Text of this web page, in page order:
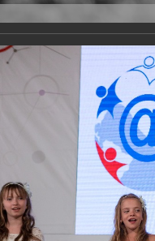
Версия для
Новости